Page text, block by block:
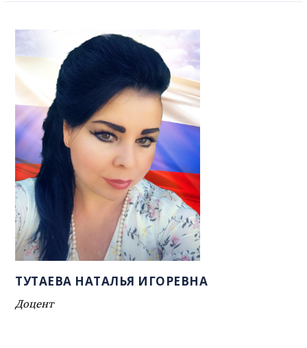
ТУТАЕВА НАТАЛЬЯ ИГОРЕВНА
Доцент